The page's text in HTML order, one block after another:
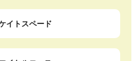
イトスペード